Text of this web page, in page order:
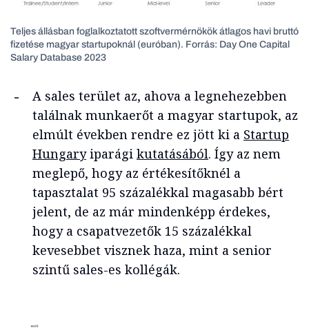
Teljes állásban foglalkoztatott szoftvermérnökök átlagos havi bruttó
fizetése magyar startupoknál (euróban). Forrás: Day One Capital
Salary Database 2023
A sales terület az, ahova a legnehezebben
találnak munkaerőt a magyar startupok, az
elmúlt években rendre ez jött ki a Startup
Hungaryiparági kutatásából. Így az nem
meglepő, hogy az értékesítőknél a
tapasztalat 95 százalékkal magasabb bért
jelent, de az már mindenképp érdekes,
hogy a csapatvezetők 15 százalékkal
kevesebbet visznek haza, mint a senior
szintű sales-es kollégák.